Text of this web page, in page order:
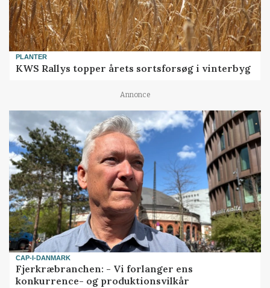
PLANTER
KWS Rallys topper årets sortsforsøg i vinterbyg
Annonce
CAP-I-DANMARK
Fjerkræbranchen: - Vi forlanger ens
konkurrence- og produktionsvilkår